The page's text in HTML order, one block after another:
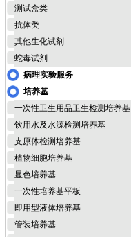
测试盒类
抗体类
其他生化试剂
蛇毒试剂
病理实验服务
培养基
一次性卫生用品卫生检测培养基
饮用水及水源检测培养基
支原体检测培养基
植物细胞培养基
显色培养基
一次性培养基平板
即用型液体培养基
管装培养基